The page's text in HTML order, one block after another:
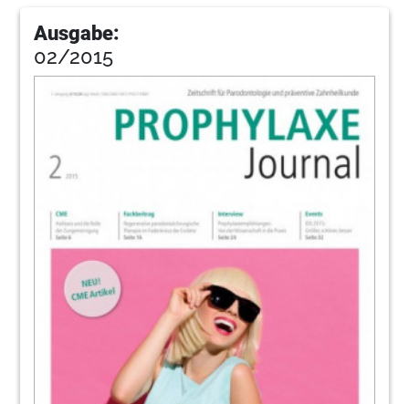
Ausgabe:
02/2015